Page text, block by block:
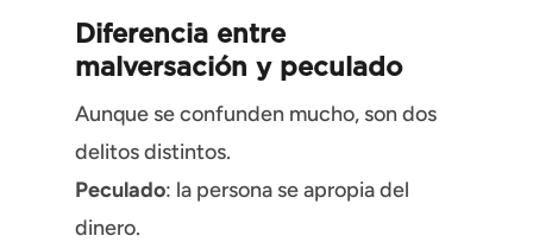
Diferencia entre
malversación y peculado
Aunque se confunden mucho, son dos
delitos distintos.
Peculado: la persona se apropia del
dinero.